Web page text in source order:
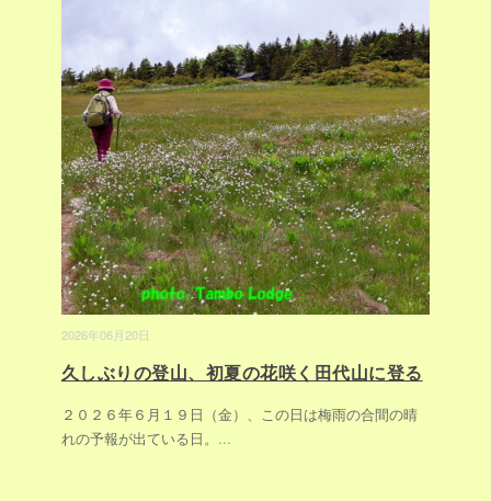
2026年06月20日
久しぶりの登山、初夏の花咲く田代山に登る
２０２６年６月１９日（金）、この日は梅雨の合間の晴
れの予報が出ている日。 ...